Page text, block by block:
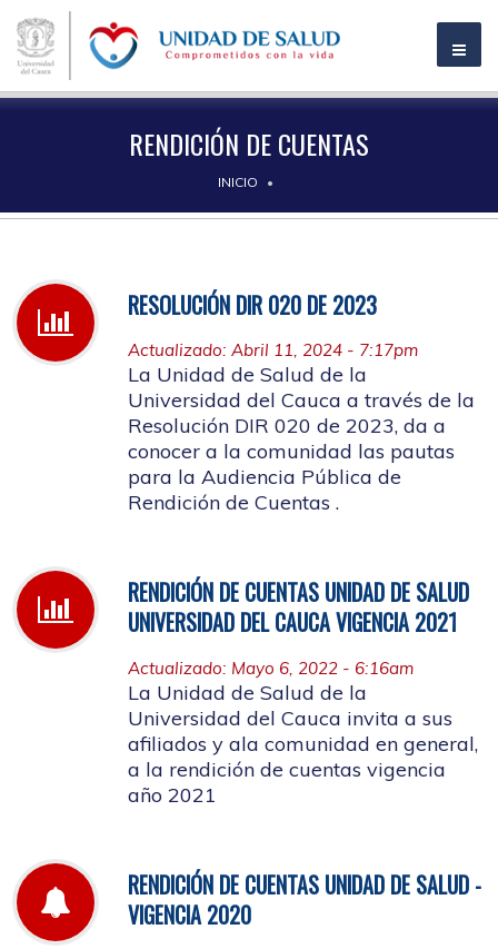
RENDICIÓN DE CUENTAS
INICIO
RESOLUCIÓN DIR 020 DE 2023
Actualizado: Abril 11, 2024 - 7:17pm
La Unidad de Salud de la
Universidad del Cauca a través de la
Resolución DIR 020 de 2023, da a
conocer a la comunidad las pautas
para la Audiencia Pública de
Rendición de Cuentas .
RENDICIÓN DE CUENTAS UNIDAD DE SALUD
UNIVERSIDAD DEL CAUCA VIGENCIA 2021
Actualizado: Mayo 6, 2022 - 6:16am
La Unidad de Salud de la
Universidad del Cauca invita a sus
afiliados y ala comunidad en general,
a la rendición de cuentas vigencia
año 2021
RENDICIÓN DE CUENTAS UNIDAD DE SALUD -
VIGENCIA 2020